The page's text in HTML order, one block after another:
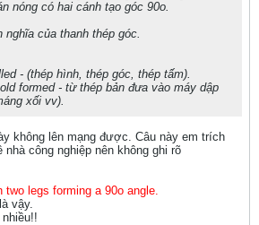
nóng có hai cánh tạo góc 90o.
của thanh thép góc.
- (thép hình, thép góc, thép tấm).
formed - từ thép bản đưa vào máy dập
xối vv).
không lên mạng được. Câu này em trích
nhà công nghiệp nên không ghi rõ
two legs forming a 90o angle.
vậy.